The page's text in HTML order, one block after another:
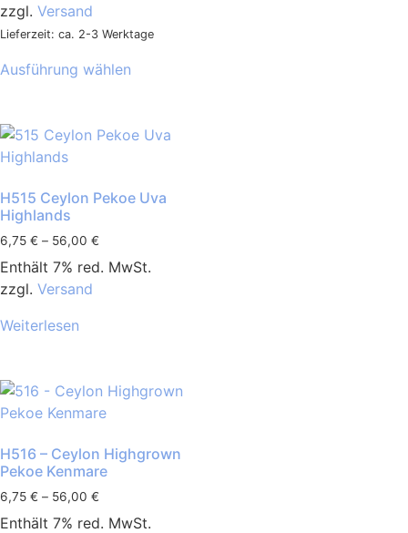
zzgl. Versand
Lieferzeit: ca. 2-3 Werktage
Ausführung wählen
H515 Ceylon Pekoe Uva
Highlands
6,75 € – 56,00 €
Enthält 7% red. MwSt.
zzgl. Versand
Weiterlesen
H516 – Ceylon Highgrown
Pekoe Kenmare
6,75 € – 56,00 €
Enthält 7% red. MwSt.